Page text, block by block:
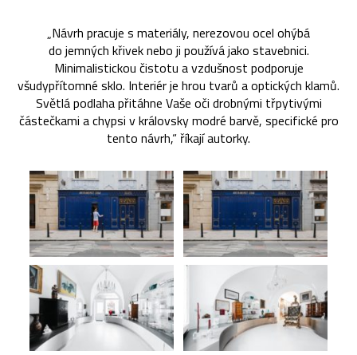
„Návrh pracuje s materiály, nerezovou ocel ohýbá
do jemných křivek nebo ji používá jako stavebnici.
Minimalistickou čistotu a vzdušnost podporuje
všudypřítomné sklo. Interiér je hrou tvarů a optických klamů.
Světlá podlaha přitáhne Vaše oči drobnými třpytivými
částečkami a chypsi v královsky modré barvě, specifické pro
tento návrh,“ říkají autorky.